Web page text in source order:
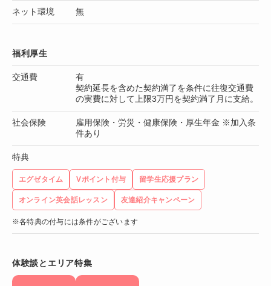
ネット環境 無
福利厚生
交通費
有
契約延長を含めた契約満了を条件に往復交通費
の実費に対して上限3万円を契約満了月に支給。
社会保険
雇用保険・労災・健康保険・厚生年金 ※加入条
件あり
特典
エグゼタイム Vポイント付与 留学生応援プラン
オンライン英会話レッスン 友達紹介キャンペーン
※各特典の付与には条件がございます
体験談とエリア特集